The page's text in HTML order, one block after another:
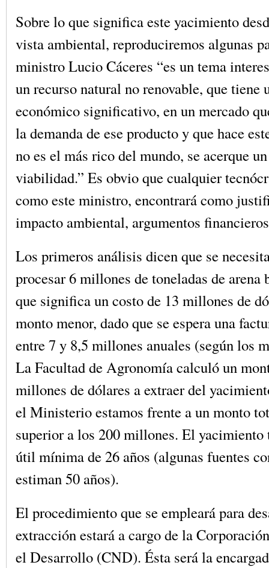
Sobre lo que significa este yacimiento
vista ambiental, reproduciremos algunas
ministro Lucio Cáceres “es un tema
un recurso natural no renovable, que tiene
económico significativo, en un mercado
la demanda de ese producto y que hace
no es el más rico del mundo, se acerque
viabilidad.” Es obvio que cualquier
como este ministro, encontrará como
impacto ambiental, argumentos
Los primeros análisis dicen que se
procesar 6 millones de toneladas de arena
que significa un costo de 13 millones de
monto menor, dado que se espera una
entre 7 y 8,5 millones anuales (según los
La Facultad de Agronomía calculó un
millones de dólares a extraer del
el Ministerio estamos frente a un monto
superior a los 200 millones. El yacimiento
útil mínima de 26 años (algunas fuentes
estiman 50 años).
El procedimiento que se empleará para
extracción estará a cargo de la
el Desarrollo (CND). Ésta será la